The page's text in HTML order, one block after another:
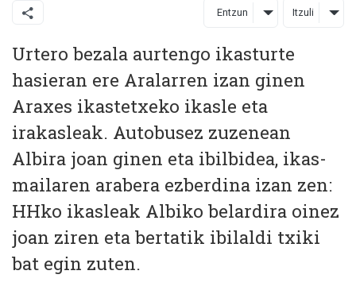
Entzun Itzuli
Urtero bezala aurtengo ikasturte
hasieran ere Aralarren izan ginen
Araxes ikastetxeko ikasle eta
irakasleak. Autobusez zuzenean
Albira joan ginen eta ibilbidea, ikas-
mailaren arabera ezberdina izan zen:
HHko ikasleak Albiko belardira oinez
joan ziren eta bertatik ibilaldi txiki
bat egin zuten.